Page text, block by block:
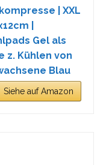
| XXL
|
Gel als
z. Kühlen von
Blau
Siehe auf Amazon